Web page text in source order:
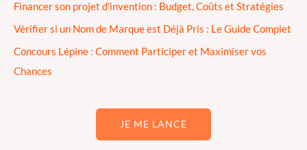
Financer son projet d’invention : Budget, Coûts et Stratégies
Vérifier si un Nom de Marque est Déjà Pris : Le Guide Complet
Concours Lépine : Comment Participer et Maximiser vos
Chances
JE ME LANCE